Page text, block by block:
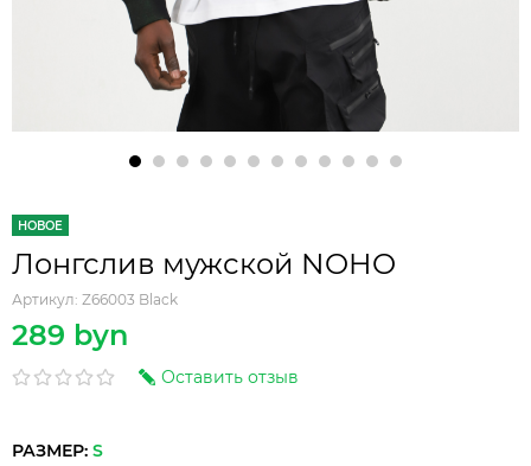
НОВОЕ
Лонгслив мужской NOHO
Артикул: Z66003 Black
289 byn
Оставить отзыв
РАЗМЕР: S